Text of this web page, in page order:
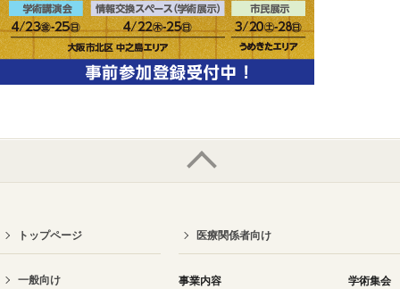
トップページ
一般向け
医療関係者向け
事業内容 学術集会